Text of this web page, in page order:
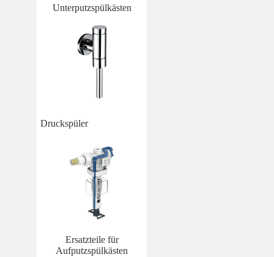
Unterputzspülkästen
Druckspüler
Ersatzteile für
Aufputzspülkästen